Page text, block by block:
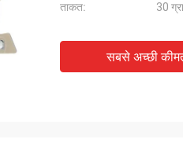
ताकत:
30
सबसे अच्छी